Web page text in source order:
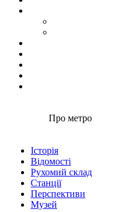
Про метро
Історія
Відомості
Рухомий склад
Станції
Перспективи
Музей